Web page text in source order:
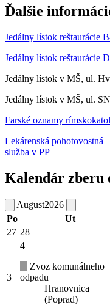
Ďalšie
Jedálny lístok reštaurácie
Jedálny lístok reštaurácie
Jedálny lístok v MŠ, ul.
Jedálny lístok v MŠ, ul.
Farské oznamy
Lekárenská pohotovostná
služba v PP
Kalendár zberu
August2026
Po
Ut
27 28
3
4
Zvoz komunálneho
odpadu
Hranovnica
(Poprad)